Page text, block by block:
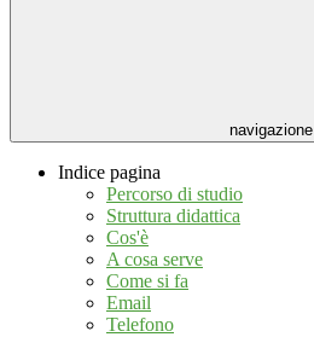
navigazione
Indice pagina
Percorso di studio
Struttura didattica
Cos'è
A cosa serve
Come si fa
Email
Telefono